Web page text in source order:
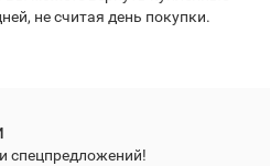
не считая день покупки.
спецпредложений!